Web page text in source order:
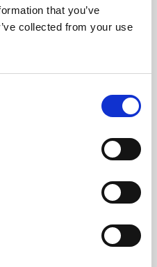
that you’ve
collected from your use